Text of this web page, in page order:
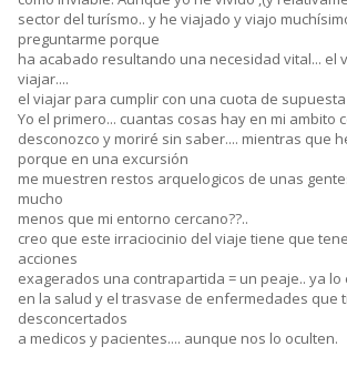
sector del turísmo.. y he viajado y viajo
preguntarme porque
ha acabado resultando una necesidad vital... el
viajar....
el viajar para cumplir con una cuota de
Yo el primero... cuantas cosas hay en mi ambito
desconozco y moriré sin saber.... mientras que
porque en una excursión
me muestren restos arquelogicos de unas
mucho
menos que mi entorno cercano??..
creo que este irraciocinio del viaje tiene que
acciones
exagerados una contrapartida = un peaje.. ya
en la salud y el trasvase de enfermedades que
desconcertados
a medicos y pacientes.... aunque nos lo oculten.